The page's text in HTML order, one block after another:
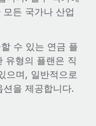
와의 통합과
Plus
어디서든 업무에 가
지급하도록 돕는 것
든 국가나 산업
수 있는 연금 플
유형의 플랜은 직
으며, 일반적으로
을 제공합니다.